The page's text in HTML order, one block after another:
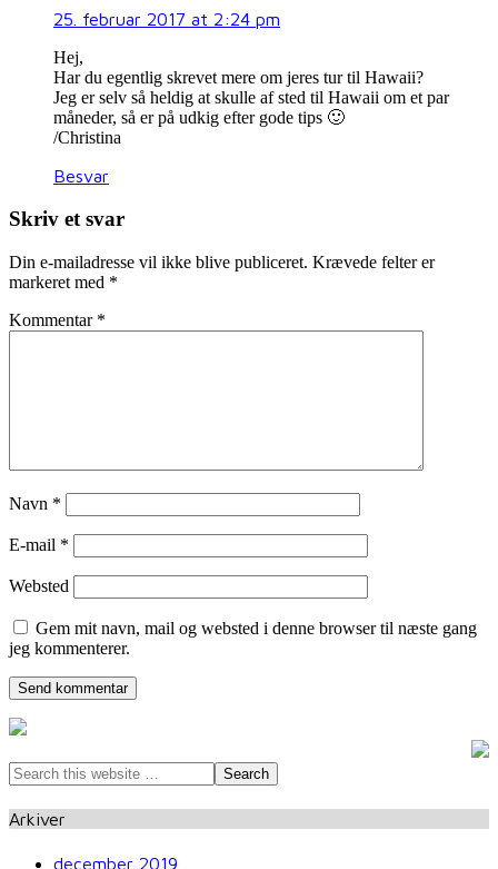
25. februar 2017 at 2:24 pm
Hej,
Har du egentlig skrevet mere om jeres tur til Hawaii?
Jeg er selv så heldig at skulle af sted til Hawaii om et par
måneder, så er på udkig efter gode tips 🙂
/Christina
Besvar
Skriv et svar
Din e-mailadresse vil ikke blive publiceret. Krævede felter er
markeret med *
Kommentar *
Navn *
E-mail *
Websted
Gem mit navn, mail og websted i denne browser til næste gang
jeg kommenterer.
Arkiver
december 2019